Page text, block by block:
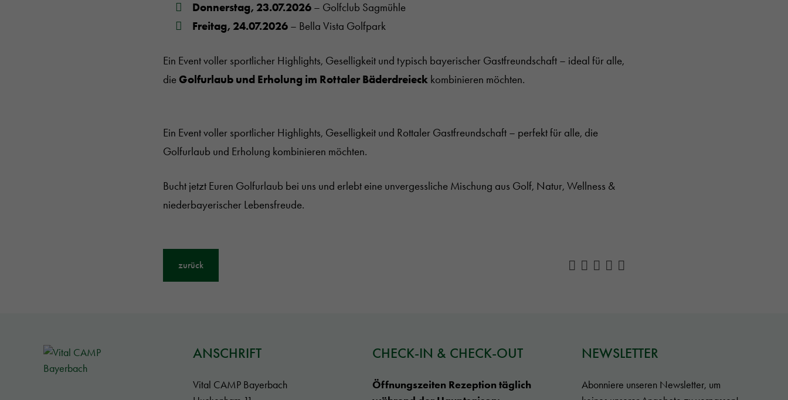
Donnerstag, 23.07.2026– Golfclub Sagmühle
Freitag, 24.07.2026– Bella Vista Golfpark
Ein Event voller sportlicher Highlights, Geselligkeit und typisch bayerischer Gastfreundschaft – ideal für alle,
die Golfurlaub und Erholung im Rottaler Bäderdreieck kombinieren möchten.
Ein Event voller sportlicher Highlights, Geselligkeit und Rottaler Gastfreundschaft – perfekt für alle, die
Golfurlaub und Erholung kombinieren möchten.
Bucht jetzt Euren Golfurlaub bei uns und erlebt eine unvergessliche Mischung aus Golf, Natur, Wellness &
niederbayerischer Lebensfreude.
zurück
ANSCHRIFT
Vital CAMP Bayerbach
CHECK-IN & CHECK-OUT
Öffnungszeiten Rezeption täglich
NEWSLETTER
Abonniere unseren Newsletter, um